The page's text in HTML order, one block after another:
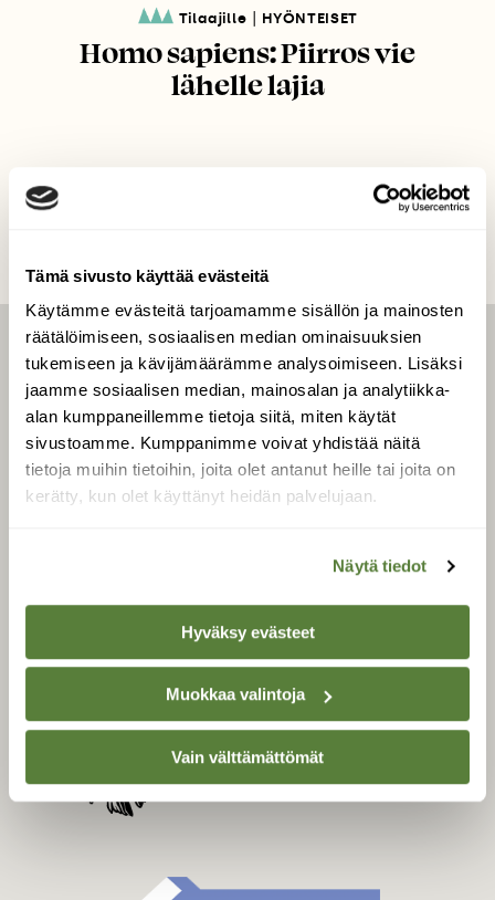
Tämä sivusto käyttää evästeitä
Käytämme evästeitä tarjoamamme sisällön ja mainosten
räätälöimiseen, sosiaalisen median ominaisuuksien
tukemiseen ja kävijämäärämme analysoimiseen. Lisäksi
jaamme sosiaalisen median, mainosalan ja analytiikka-
alan kumppaneillemme tietoja siitä, miten käytät
sivustoamme. Kumppanimme voivat yhdistää näitä
tietoja muihin tietoihin, joita olet antanut heille tai joita on
kerätty, kun olet käyttänyt heidän palvelujaan.
Näytä tiedot
Hyväksy evästeet
Muokkaa valintoja
Vain välttämättömät
Tilaajille HYÖNTEISET
Homo sapiens: Piirros vie
lähelle lajia
LEHTI
Uusin lehti
Tilaa Suomen Luonto
Tilaa digilukuoikeus
Äänestä parasta juttua
SUOMEN LUONNON­
SUOJELU­LIITTO
Suomen Luonto -lehden
kustantaja onSuomen